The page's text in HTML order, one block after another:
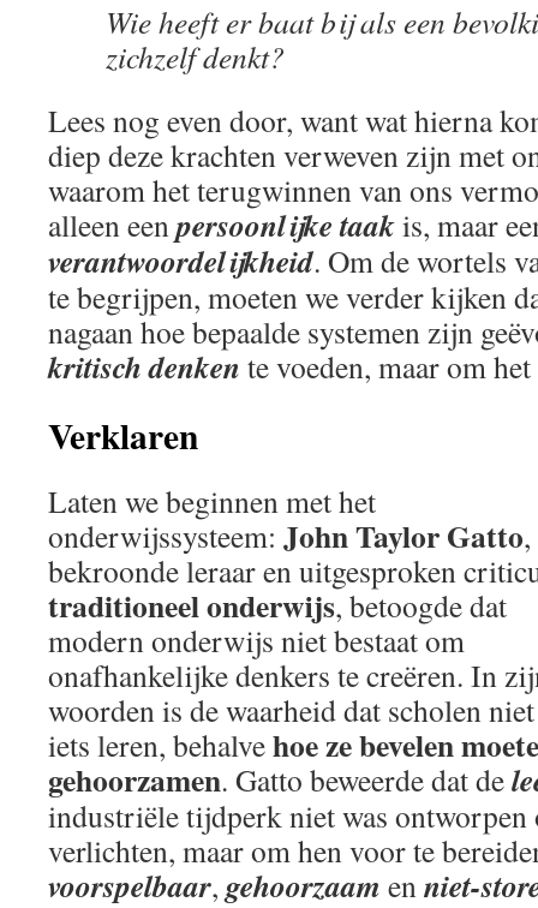
Wie heeft er baat bij als een
zichzelf denkt?
Lees nog even door, want wat hierna
diep deze krachten verweven zijn met
waarom het terugwinnen van ons
alleen eenpersoonlijke taakis, maar
verantwoordelijkheid. Om de wortels
te begrijpen, moeten we verder kijken
nagaan hoe bepaalde systemen zijn
kritisch denken te voeden, maar om
Verklaren
Laten we beginnen met het
onderwijssysteem: John Taylor Gatto,
bekroonde leraar en uitgesproken
traditioneel onderwijs, betoogde dat
modern onderwijs niet bestaat om
onafhankelijke denkers te creëren. In
woorden is de waarheid dat scholen
iets leren, behalvehoe ze bevelen
gehoorzamen. Gatto beweerde dat de
industriële tijdperk niet was ontworpen
verlichten, maar om hen voor te
voorspelbaar, gehoorzaam enniet-